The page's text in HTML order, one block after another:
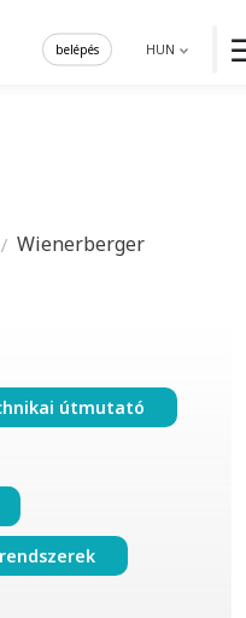
HUN
belépés
Wienerberger
útmutató